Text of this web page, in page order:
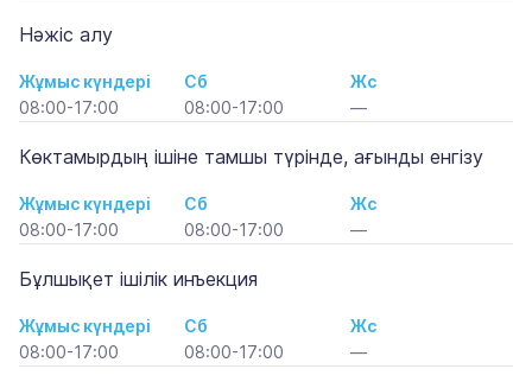
Нәжіс алу
Жұмыс күндері
08:00-17:00
Сб
08:00-17:00
Жс
—
Көктамырдың ішіне тамшы түрінде, ағынды енгізу
Жұмыс күндері
08:00-17:00
Сб
08:00-17:00
Жс
—
Бұлшықет ішілік инъекция
Жұмыс күндері
08:00-17:00
Сб
08:00-17:00
Жс
—